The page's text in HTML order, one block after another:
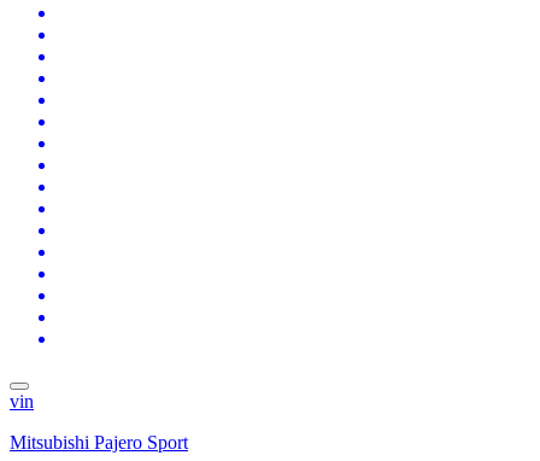
vin
Mitsubishi Pajero Sport